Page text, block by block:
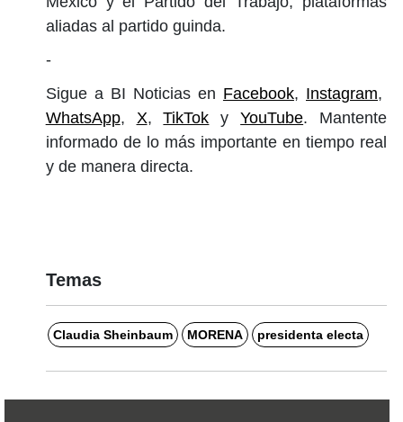
aliadas al partido guinda.
-
Sigue a BI Noticias en Facebook, Instagram,
WhatsApp, X,TikTok yYouTube. Mantente
informado de lo más importante en tiempo real
y de manera directa.
Temas
Claudia Sheinbaum MORENA presidenta electa